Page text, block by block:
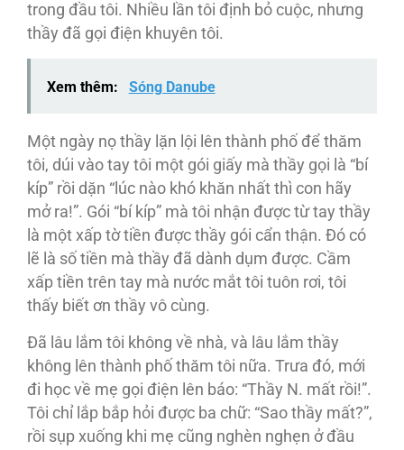
trong đầu tôi. Nhiều lần tôi định bỏ cuộc, nhưng
thầy đã gọi điện khuyên tôi.
Xem thêm: Sóng Danube
Một ngày nọ thầy lặn lội lên thành phố để thăm
tôi, dúi vào tay tôi một gói giấy mà thầy gọi là “bí
kíp” rồi dặn “lúc nào khó khăn nhất thì con hãy
mở ra!”. Gói “bí kíp” mà tôi nhận được từ tay thầy
là một xấp tờ tiền được thầy gói cẩn thận. Đó có
lẽ là số tiền mà thầy đã dành dụm được. Cầm
xấp tiền trên tay mà nước mắt tôi tuôn rơi, tôi
thấy biết ơn thầy vô cùng.
Đã lâu lắm tôi không về nhà, và lâu lắm thầy
không lên thành phố thăm tôi nữa. Trưa đó, mới
đi học về mẹ gọi điện lên báo: “Thầy N. mất rồi!”.
Tôi chỉ lắp bắp hỏi được ba chữ: “Sao thầy mất?”,
rồi sụp xuống khi mẹ cũng nghèn nghẹn ở đầu